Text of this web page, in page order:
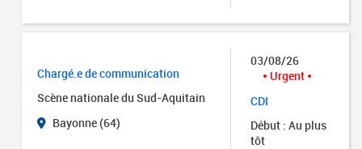
Chargé.e de communication
Scène nationale du Sud-Aquitain
Bayonne (64)
03/08/26
Urgent
CDI
Début : Au plus
tôt